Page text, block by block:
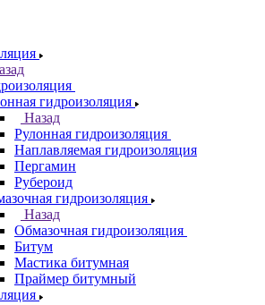
гидроизоляция
Назад
Рулонная гидроизоляция
Наплавляемая гидроизоляция
Пергамин
Рубероид
гидроизоляция
Назад
Обмазочная гидроизоляция
Битум
Мастика битумная
Праймер битумный